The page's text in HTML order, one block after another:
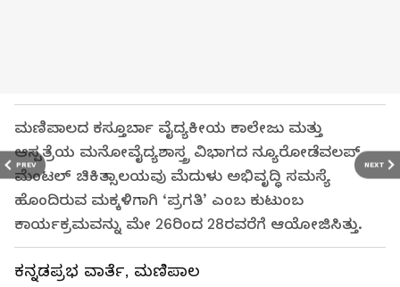
PREV NEXT
ಮಣಿಪಾಲದ ಕಸ್ತೂರ್ಬಾ ವೈದ್ಯಕೀಯ ಕಾಲೇಜು ಮತ್ತು
ಆಸ್ಪತ್ರೆಯ ಮನೋವೈದ್ಯಶಾಸ್ತ್ರ ವಿಭಾಗದ ನ್ಯೂರೋಡೆವಲಪ್
ಮೆಂಟಲ್ ಚಿಕಿತ್ಸಾಲಯವು ಮೆದುಳು ಅಭಿವೃದ್ಧಿ ಸಮಸ್ಯೆ
ಹೊಂದಿರುವ ಮಕ್ಕಳಿಗಾಗಿ ‘ಪ್ರಗತಿ’ ಎಂಬ ಕುಟುಂಬ
ಕಾರ್ಯಕ್ರಮವನ್ನು ಮೇ 26ರಿಂದ 28ರವರೆಗೆ ಆಯೋಜಿಸಿತ್ತು.
ಕನ್ನಡಪ್ರಭ ವಾರ್ತೆ, ಮಣಿಪಾಲ